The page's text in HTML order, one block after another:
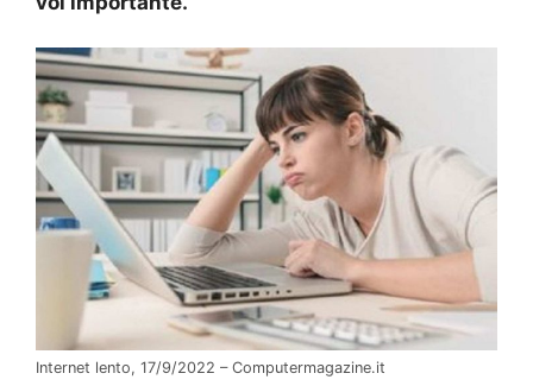
Internet lento, 17/9/2022 – Computermagazine.it